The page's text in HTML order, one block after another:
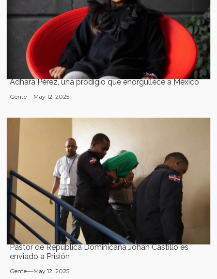
Adhara Pérez, una prodigio que enorgullece a México
Gente May 12, 2025
Pastor de República Dominicana Johan Castillo es
enviado a Prisión
Gente May 12, 2025